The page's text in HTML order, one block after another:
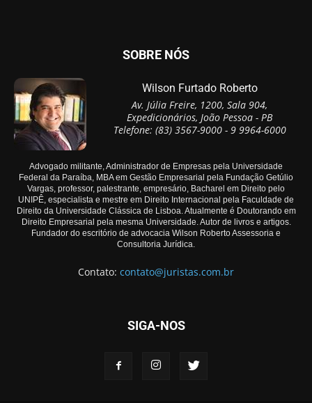
SOBRE NÓS
Wilson Furtado Roberto
Av. Júlia Freire, 1200, Sala 904,
Expedicionários, João Pessoa - PB
Telefone: (83) 3567-9000 - 9 9964-6000
Advogado militante, Administrador de Empresas pela Universidade
Federal da Paraíba, MBA em Gestão Empresarial pela Fundação Getúlio
Vargas, professor, palestrante, empresário, Bacharel em Direito pelo
UNIPÊ, especialista e mestre em Direito Internacional pela Faculdade de
Direito da Universidade Clássica de Lisboa. Atualmente é Doutorando em
Direito Empresarial pela mesma Universidade. Autor de livros e artigos.
Fundador do escritório de advocacia Wilson Roberto Assessoria e
Consultoria Jurídica.
Contato: contato@juristas.com.br
SIGA-NOS